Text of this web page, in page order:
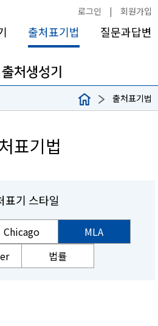
로그인 | 회원가입
출처표기법 질문과답변
출처표기법
표기법
표기 스타일
Chicago
MLA
법률